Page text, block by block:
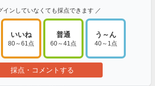
インしていなくても採点できます ／
いいね
80～61点
普通
60～41点
う～ん
40～1点
採点・コメントする